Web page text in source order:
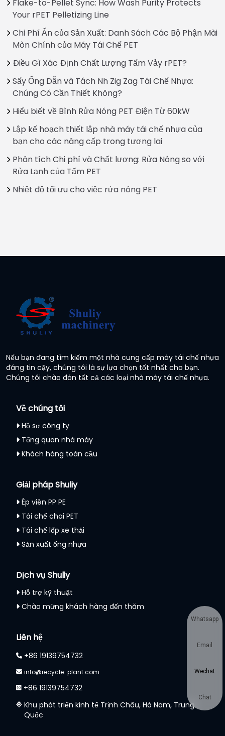
Flake-to-Pellet Sync: How Wash Purity Protects
Your rPET Pelletizing Line
Chi Phí Ẩn của Sản Xuất: Danh Sách Các Bộ Phận Mài
Mòn Chính của Máy Tái Chế PET
Điều Gì Xác Định Chất Lượng Tấm Vảy rPET?
Sấy Ống Dẫn và Tách Nh Zig Zag Tái Chế Nhựa:
Chúng Có Cần Thiết Không?
Hiểu biết về Bình Rửa Nóng PET Điện Từ 60kW
Lập kế hoạch thiết lập nhà máy tái chế nhựa của
bạn cho các nâng cấp trong tương lai
Phân tích Chi phí và Chất lượng: Rửa Nóng so với
Rửa Lạnh của Tấm PET
Nhiệt độ tối ưu cho việc rửa nóng PET
Nếu bạn đang tìm kiếm một nhà cung cấp máy tái chế nhựa
đáng tin cậy, chúng tôi là sự lựa chọn tốt nhất cho bạn.
Chúng tôi chào đón tất cả các loại nhà máy tái chế nhựa.
Về chúng tôi
Hồ sơ công ty
Tổng quan nhà máy
Khách hàng toàn cầu
Giải pháp Shuliy
Ép viên PP PE
Tái chế chai PET
Tái chế lốp xe thải
Sản xuất ống nhựa
Dịch vụ Shuliy
Hỗ trợ kỹ thuật
Chào mừng khách hàng đến thăm
Liên hệ
+86 19139754732
info@recycle-plant.com
+86 19139754732
Khu phát triển kinh tế Trịnh Châu, Hà Nam, Trung
Quốc
Whatsapp
Email
Wechat
Chat